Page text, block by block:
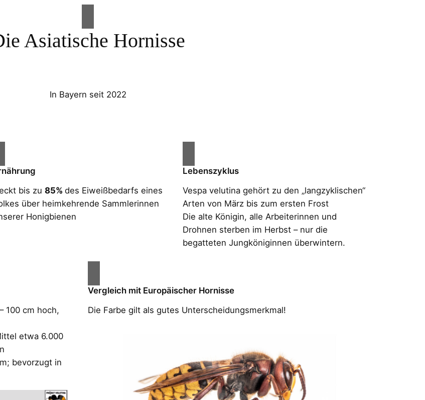
Asiatische Hornisse
In Bayern seit 2022
bis zu 85% des Eiweißbedarfs eines
über heimkehrende Sammlerinnen
Honigbienen
Lebenszyklus
Vespa velutina gehört zu den „langzyklischen“
Arten von März bis zum ersten Frost
Die alte Königin, alle Arbeiterinnen und
Drohnen sterben im Herbst – nur die
begatteten Jungköniginnen überwintern.
100 cm hoch,
etwa 6.000
bevorzugt in
Vergleich mit Europäischer Hornisse
Die Farbe gilt als gutes Unterscheidungsmerkmal!